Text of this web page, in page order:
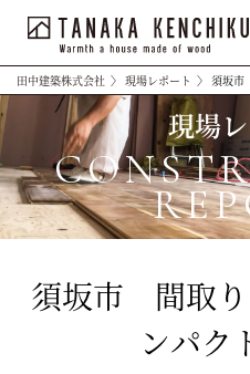
田中建築株式会社 〉 現場レポート 〉 須坂市
現場
須坂市 間取り
ンパク